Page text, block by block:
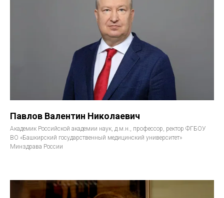
Павлов Валентин Николаевич
Академик Российской академии наук, д.м.н., профессор, ректор ФГБОУ
ВО «Башкирский государственный медицинский университет»
Минздрава России